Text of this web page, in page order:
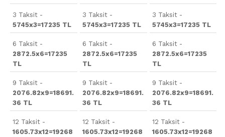
3 Taksit -
5745x3=17235 TL
6 Taksit -
2872.5x6=17235
TL
9 Taksit -
2076.82x9=18691.
36 TL
12 Taksit -
1605.73x12=19268
3 Taksit -
5745x3=17235 TL
6 Taksit -
2872.5x6=17235
TL
9 Taksit -
2076.82x9=18691.
36 TL
12 Taksit -
1605.73x12=19268
3 Taksit -
5745x3=17235 TL
6 Taksit -
2872.5x6=17235
TL
9 Taksit -
2076.82x9=18691.
36 TL
12 Taksit -
1605.73x12=19268